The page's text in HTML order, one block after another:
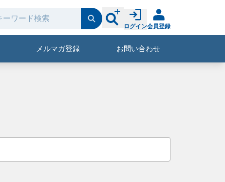
ログイン会員登録
メルマガ登録 お問い合わせ